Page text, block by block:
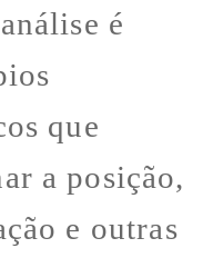
é
que
a posição,
e outras